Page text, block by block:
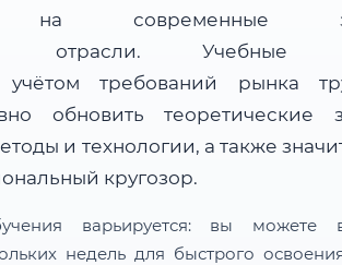
на современные
отрасли. Учебные
учётом требований рынка
обновить теоретические
и технологии, а также
кругозор.
варьируется: вы можете
недель для быстрого